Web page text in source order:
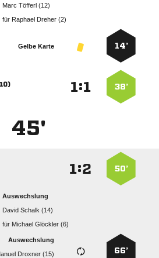
  
für   
14’
Gelbe Karte
38’
:
45'
50’
:
Auswechslung
  
für   
66’
Auswechslung
 